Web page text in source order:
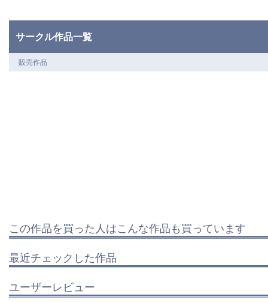
サークル作品一覧
販売作品
この作品を買った人はこんな作品も買っています
最近チェックした作品
ユーザーレビュー